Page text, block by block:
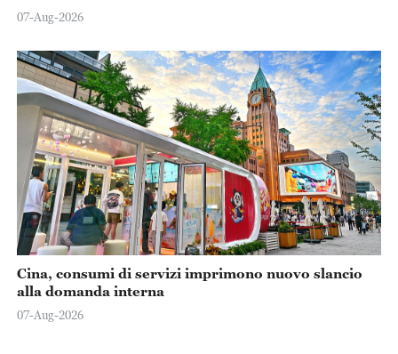
07-Aug-2026
Cina, consumi di servizi imprimono nuovo slancio
alla domanda interna
07-Aug-2026